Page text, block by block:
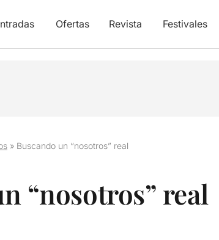
Ofertas Revista Festivales
» Buscando un “nosotros” real
“nosotros” real